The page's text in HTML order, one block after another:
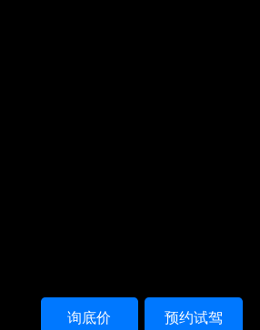
预约试驾
询底价